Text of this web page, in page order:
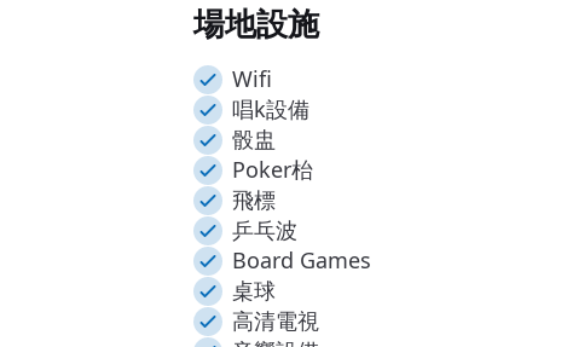
場地設施
Wifi
唱k設備
骰盅
Poker枱
飛標
乒乓波
Board Games
桌球
高清電視